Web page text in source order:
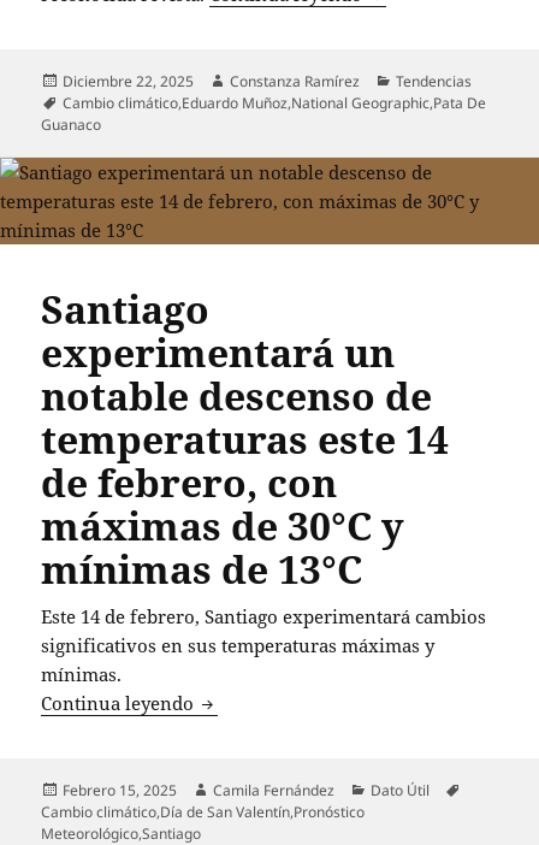
Publicado
el
Diciembre 22, 2025 Autor
Constanza Ramírez Categorías
Tendencias
Etiquetas
Cambio climático,Eduardo Muñoz,National Geographic,Pata De
Guanaco
Santiago
experimentará un
notable descenso de
temperaturas este 14
de febrero, con
máximas de 30°C y
mínimas de 13°C
Este 14 de febrero, Santiago experimentará cambios
significativos en sus temperaturas máximas y
mínimas.
Continua leyendo Santiago experimentará un notable
Publicado
el
Febrero 15, 2025 Autor
Camila Fernández Categorías
Dato Útil
Cambio climático,Día de San Valentín,Pronóstico
Meteorológico,Santiago